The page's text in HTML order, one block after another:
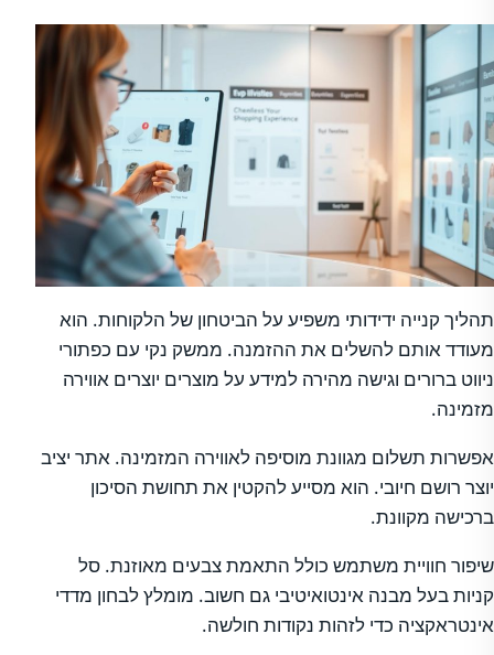
תהליך קנייה ידידותי משפיע על הביטחון של הלקוחות. הוא
מעודד אותם להשלים את ההזמנה. ממשק נקי עם כפתורי
ניווט ברורים וגישה מהירה למידע על מוצרים יוצרים אווירה
מזמינה.
אפשרות תשלום מגוונת מוסיפה לאווירה המזמינה. אתר יציב
יוצר רושם חיובי. הוא מסייע להקטין את תחושת הסיכון
ברכישה מקוונת.
שיפור חוויית משתמש כולל התאמת צבעים מאוזנת. סל
קניות בעל מבנה אינטואיטיבי גם חשוב. מומלץ לבחון מדדי
אינטראקציה כדי לזהות נקודות חולשה.